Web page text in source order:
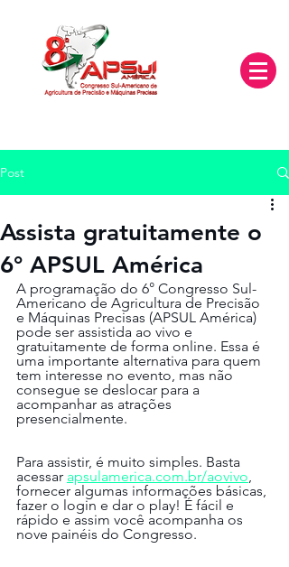
Post
Assista gratuitamente o
6° APSUL América
A programação do 6° Congresso Sul-
Americano de Agricultura de Precisão
e Máquinas Precisas (APSUL América)
pode ser assistida ao vivo e
gratuitamente de forma online. Essa é
uma importante alternativa para quem
tem interesse no evento, mas não
consegue se deslocar para a
acompanhar as atrações
presencialmente.
Para assistir, é muito simples. Basta
acessar apsulamerica.com.br/aovivo,
fornecer algumas informações básicas,
fazer o login e dar o play! É fácil e
rápido e assim você acompanha os
nove painéis do Congresso.